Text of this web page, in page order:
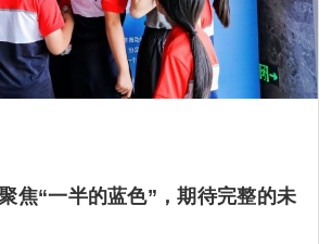
焦“一半的蓝色”，期待完整的未